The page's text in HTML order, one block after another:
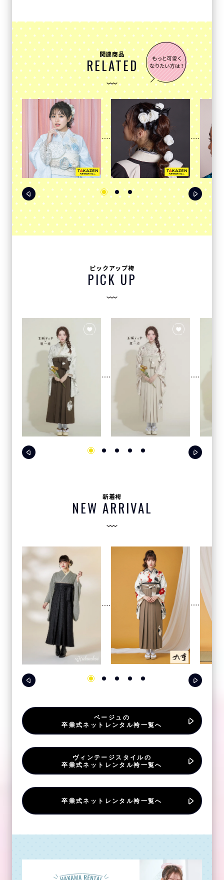
関連商品
RELATED
ピックアップ袴
PICK UP
新着袴
NEW ARRIVAL
ベージュの
卒業式ネットレンタル袴一覧へ
ヴィンテージスタイルの
卒業式ネットレンタル袴一覧へ
卒業式ネットレンタル袴一覧へ